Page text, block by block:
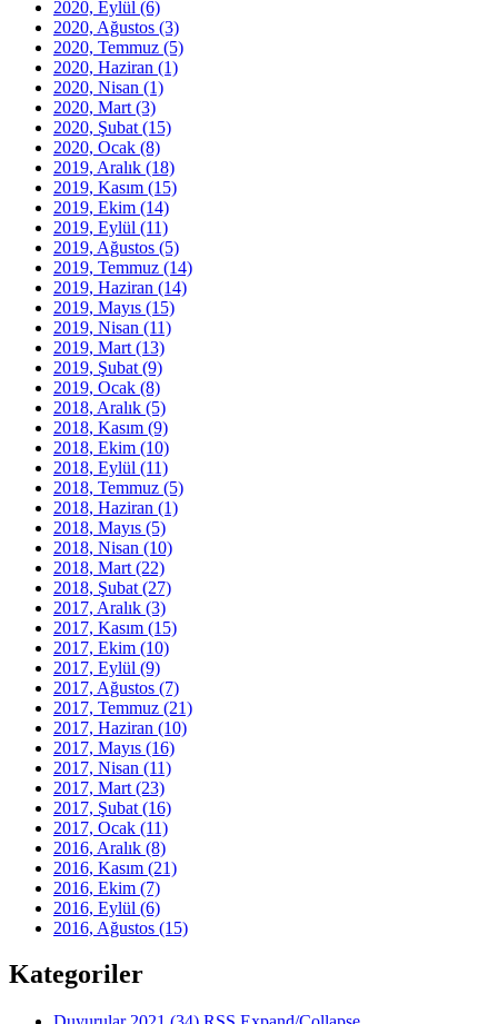
2020, Eylül (6)
2020, Ağustos (3)
2020, Temmuz (5)
2020, Haziran (1)
2020, Nisan (1)
2020, Mart (3)
2020, Şubat (15)
2020, Ocak (8)
2019, Aralık (18)
2019, Kasım (15)
2019, Ekim (14)
2019, Eylül (11)
2019, Ağustos (5)
2019, Temmuz (14)
2019, Haziran (14)
2019, Mayıs (15)
2019, Nisan (11)
2019, Mart (13)
2019, Şubat (9)
2019, Ocak (8)
2018, Aralık (5)
2018, Kasım (9)
2018, Ekim (10)
2018, Eylül (11)
2018, Temmuz (5)
2018, Haziran (1)
2018, Mayıs (5)
2018, Nisan (10)
2018, Mart (22)
2018, Şubat (27)
2017, Aralık (3)
2017, Kasım (15)
2017, Ekim (10)
2017, Eylül (9)
2017, Ağustos (7)
2017, Temmuz (21)
2017, Haziran (10)
2017, Mayıs (16)
2017, Nisan (11)
2017, Mart (23)
2017, Şubat (16)
2017, Ocak (11)
2016, Aralık (8)
2016, Kasım (21)
2016, Ekim (7)
2016, Eylül (6)
2016, Ağustos (15)
Kategoriler